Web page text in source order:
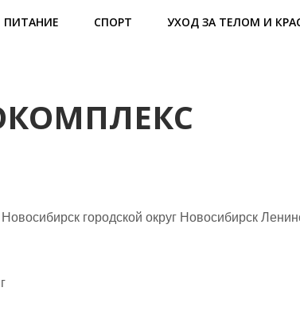
ПИТАНИЕ СПОРТ УХОД ЗА ТЕЛОМ И
городской округ Новосибирск